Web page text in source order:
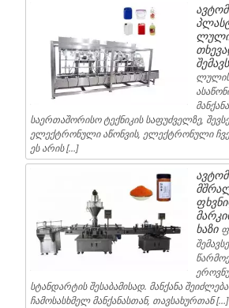
ლულის
საერთაშორისო ტექნიკის საფუძველზე,
ელექტრონული აწონვის, ელექტრონული
ეს არის […]
ხაზი
სტანდარტის შესაბამისად. მანქანა
ჩამოსასხმელ მანქანასთან, თავსახურთან […]